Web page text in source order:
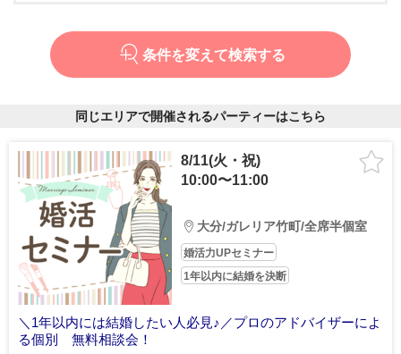
条件を変えて検索する
同じエリアで開催されるパーティーはこちら
8/11(火・祝)
10:00〜11:00
大分/ガレリア竹町/全席半個室
婚活力UPセミナー
1年以内に結婚を決断
＼1年以内には結婚したい人必見♪／プロのアドバイザーによ
る個別 無料相談会！